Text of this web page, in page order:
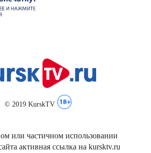
© 2019 KurskTV
или частичном использовании
активная ссылка на kursktv.ru